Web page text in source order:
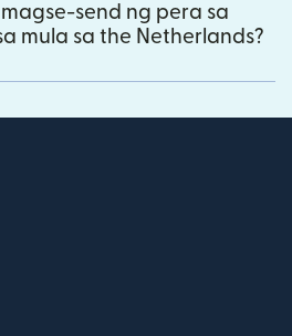
send ng pera sa
mula sa the Netherlands?